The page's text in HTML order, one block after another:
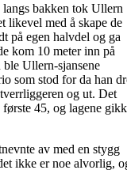
bakken tok Ullern
likevel med å skape de
på egen halvdel og ga
kom 10 meter inn på
Ullern-sjansene
som stod for da han
og ut. Det
45, og lagene gikk
av med en stygg
ikke er noe alvorlig,